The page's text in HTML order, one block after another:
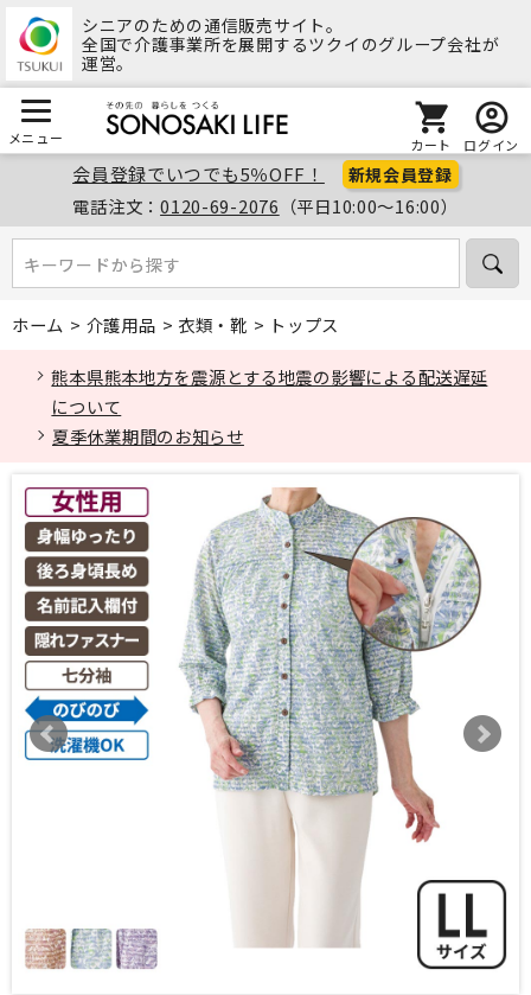
シニアのための通信販売サイト。
全国で介護事業所を展開するツクイのグループ会社が
運営。
メニュー カート ログイン
会員登録でいつでも5％OFF！ 新規会員登録
電話注文：0120-69-2076 （平日10:00～16:00）
キーワードから探す
キーワードから探す
ホーム > 介護用品 > 衣類・靴 > トップス
熊本県熊本地方を震源とする地震の影響による配送遅延
について
夏季休業期間のお知らせ